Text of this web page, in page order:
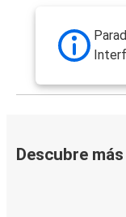
Descubre